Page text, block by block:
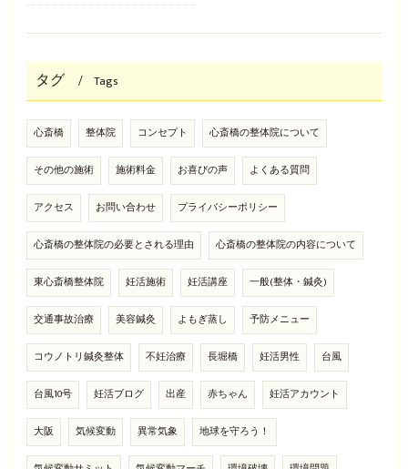
タグ Tags
心斎橋 整体院 コンセプト 心斎橋の整体院について
その他の施術 施術料金 お喜びの声 よくある質問
アクセス お問い合わせ プライバシーポリシー
心斎橋の整体院の必要とされる理由 心斎橋の整体院の内容について
東心斎橋整体院 妊活施術 妊活講座 一般(整体・鍼灸)
交通事故治療 美容鍼灸 よもぎ蒸し 予防メニュー
コウノトリ鍼灸整体 不妊治療 長堀橋 妊活男性 台風
台風10号 妊活ブログ 出産 赤ちゃん 妊活アカウント
大阪 気候変動 異常気象 地球を守ろう！